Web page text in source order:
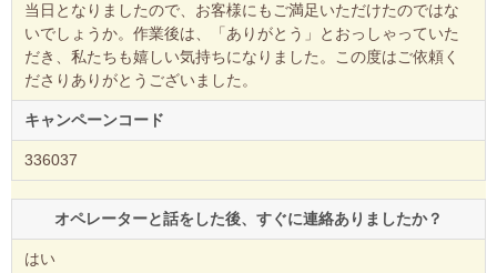
当日となりましたので、お客様にもご満足いただけたのではな
いでしょうか。作業後は、「ありがとう」とおっしゃっていた
だき、私たちも嬉しい気持ちになりました。この度はご依頼く
ださりありがとうございました。
キャンペーンコード
336037
オペレーターと話をした後、すぐに連絡ありましたか？
はい